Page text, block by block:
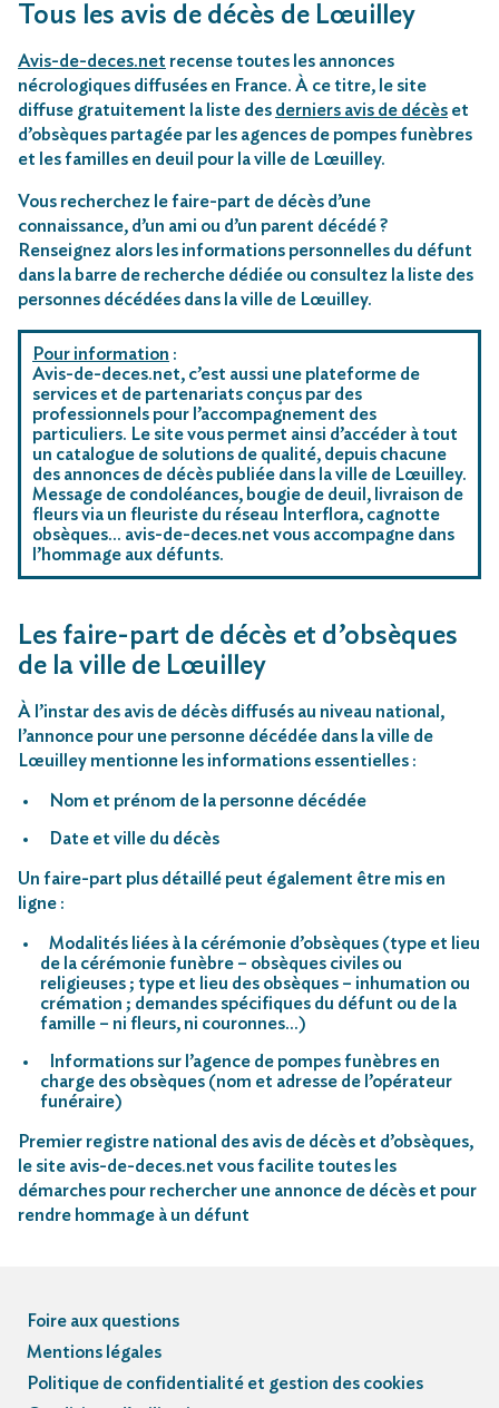
Tous les avis de décès de Lœuilley
Avis-de-deces.net recense toutes les annonces
nécrologiques diffusées en France. À ce titre, le site
diffuse gratuitement la liste des derniers avis de décès et
d’obsèques partagée par les agences de pompes funèbres
et les familles en deuil pour la ville de Lœuilley.
Vous recherchez le faire-part de décès d’une
connaissance, d’un ami ou d’un parent décédé ?
Renseignez alors les informations personnelles du défunt
dans la barre de recherche dédiée ou consultez la liste des
personnes décédées dans la ville de Lœuilley.
Pour information :
Avis-de-deces.net, c’est aussi une plateforme de
services et de partenariats conçus par des
professionnels pour l’accompagnement des
particuliers. Le site vous permet ainsi d’accéder à tout
un catalogue de solutions de qualité, depuis chacune
des annonces de décès publiée dans la ville de Lœuilley.
Message de condoléances, bougie de deuil, livraison de
fleurs via un fleuriste du réseau Interflora, cagnotte
obsèques… avis-de-deces.net vous accompagne dans
l’hommage aux défunts.
Les faire-part de décès et d’obsèques
de la ville de Lœuilley
À l’instar des avis de décès diffusés au niveau national,
l’annonce pour une personne décédée dans la ville de
Lœuilley mentionne les informations essentielles :
Nom et prénom de la personne décédée
Date et ville du décès
Un faire-part plus détaillé peut également être mis en
ligne :
Modalités liées à la cérémonie d’obsèques (type et lieu
de la cérémonie funèbre – obsèques civiles ou
religieuses ; type et lieu des obsèques – inhumation ou
crémation ; demandes spécifiques du défunt ou de la
famille – ni fleurs, ni couronnes…)
Informations sur l’agence de pompes funèbres en
charge des obsèques (nom et adresse de l’opérateur
funéraire)
Premier registre national des avis de décès et d’obsèques,
le site avis-de-deces.net vous facilite toutes les
démarches pour rechercher une annonce de décès et pour
rendre hommage à un défunt
Foire aux questions
Mentions légales
Politique de confidentialité et gestion des cookies